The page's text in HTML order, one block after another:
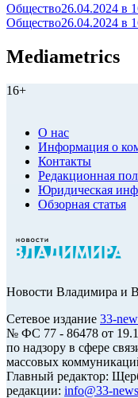
Общество26.04.2024 в
Общество26.04.2024 в
Mediametrics
16+
О нас
Информация о
Контакты
Редакционная
Юридическая
Обзорная статья
Новости Владимира и
Cетевое издание 33-
№ ФС 77 - 86478 от
по надзору в сфере
массовых
Главный редактор:
редакции: info@33-